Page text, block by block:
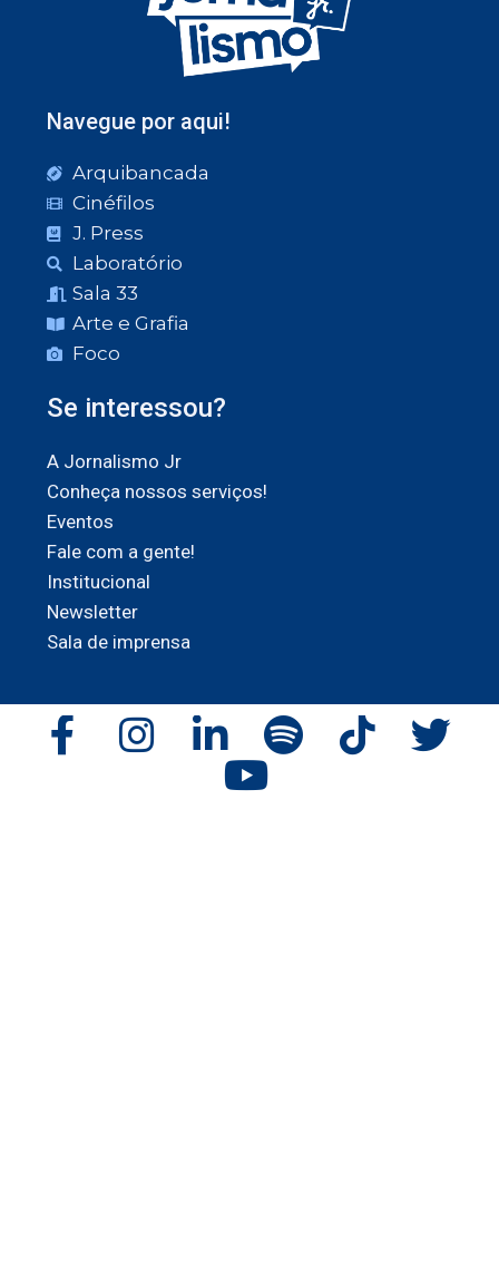
Navegue por aqui!
Arquibancada
Cinéfilos
J. Press
Laboratório
Sala 33
Arte e Grafia
Foco
Se interessou?
A Jornalismo Jr
Conheça nossos serviços!
Eventos
Fale com a gente!
Institucional
Newsletter
Sala de imprensa